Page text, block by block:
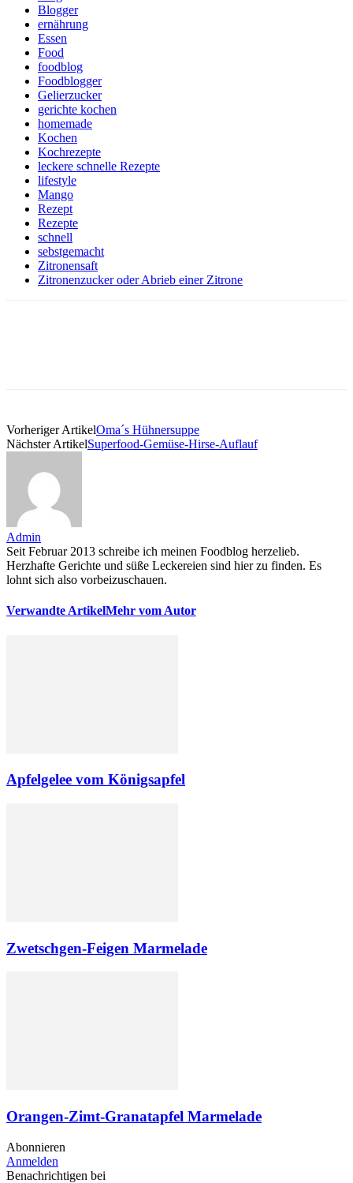
Blogger
ernährung
Essen
Food
foodblog
Foodblogger
Gelierzucker
gerichte kochen
homemade
Kochen
Kochrezepte
leckere schnelle Rezepte
lifestyle
Mango
Rezept
Rezepte
schnell
sebstgemacht
Zitronensaft
Zitronenzucker oder Abrieb einer Zitrone
Vorheriger ArtikelOma´s Hühnersuppe
Nächster ArtikelSuperfood-Gemüse-Hirse-Auflauf
Admin
Seit Februar 2013 schreibe ich meinen Foodblog herzelieb.
Herzhafte Gerichte und süße Leckereien sind hier zu finden. Es
lohnt sich also vorbeizuschauen.
Verwandte ArtikelMehr vom Autor
Apfelgelee vom Königsapfel
Zwetschgen-Feigen Marmelade
Orangen-Zimt-Granatapfel Marmelade
Abonnieren
Anmelden
Benachrichtigen bei